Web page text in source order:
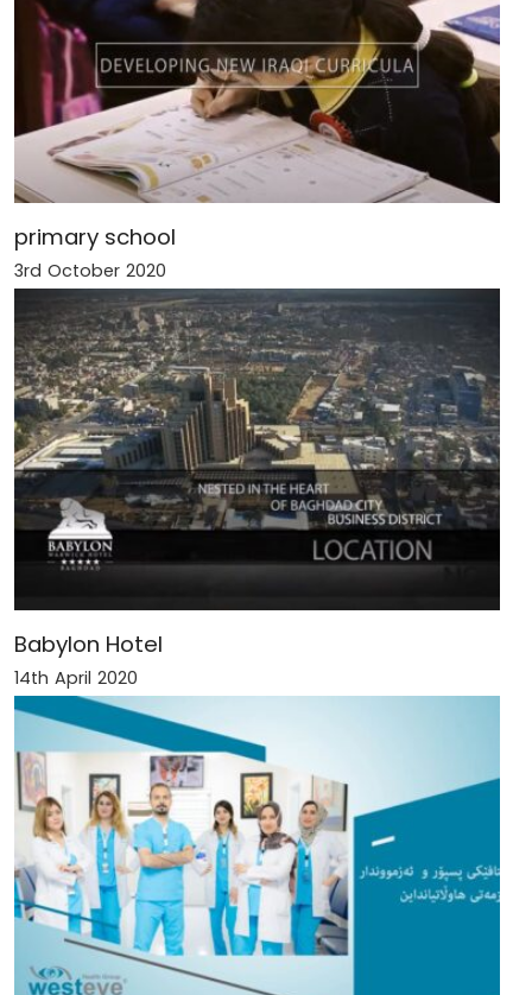
primary school
3rd October 2020
Babylon Hotel
14th April 2020